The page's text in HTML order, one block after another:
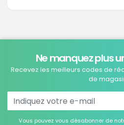
Ne manquez plus
Recevez les meilleurs codes de
de
Vous pouvez vous désabonner de